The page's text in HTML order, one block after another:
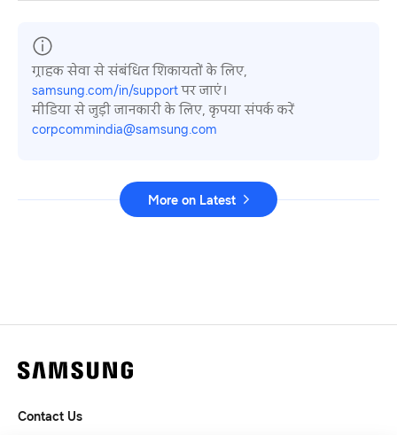
ग्राहक सेवा से संबंधित शिकायतों के लिए,
samsung.com/in/supportपर जाएं।
मीडिया से जुड़ी जानकारी के लिए, कृपया संपर्क करें
corpcommindia@samsung.com
More on Latest
Contact Us